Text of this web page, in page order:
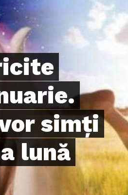
simți
lună